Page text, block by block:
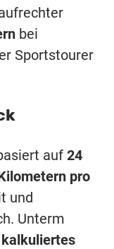
bei
Sportstourer
auf 24
pro
und
Unterm